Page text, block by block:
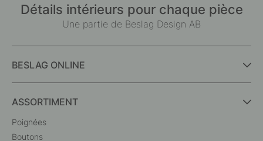
Détails intérieurs pour chaque pièce
Une partie de Beslag Design AB
BESLAG ONLINE
ASSORTIMENT
Poignées
Boutons